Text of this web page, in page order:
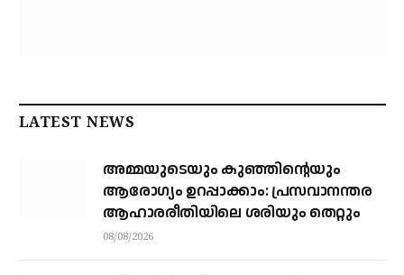
LATEST NEWS
അമ്മയുടെയും കുഞ്ഞിന്റെയും
ആരോഗ്യം ഉറപ്പാക്കാം: പ്രസവാനന്തര
ആഹാരരീതിയിലെ ശരിയും തെറ്റും
08/08/2026